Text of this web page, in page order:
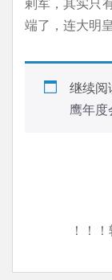
端了，连大明
继续阅
鹰年度
！！